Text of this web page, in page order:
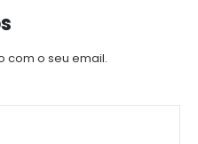
com o seu email.